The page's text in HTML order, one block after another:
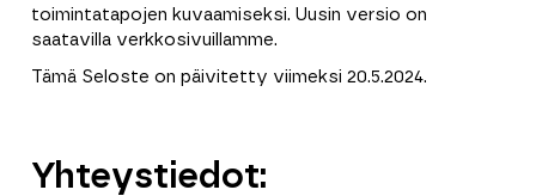
toimintatapojen kuvaamiseksi. Uusin versio on
saatavilla verkkosivuillamme.
Tämä Seloste on päivitetty viimeksi 20.5.2024.
Yhteystiedot: